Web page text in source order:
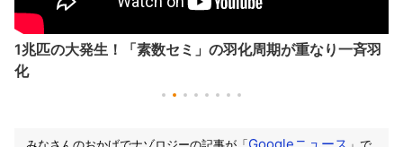
1兆匹の大発生！「素数セミ」の羽化周期が重なり一斉羽
化